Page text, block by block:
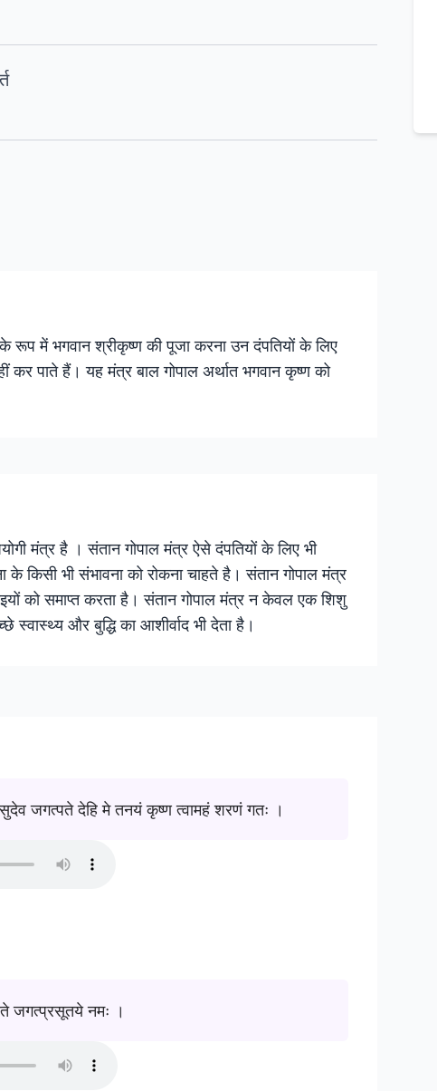
रूप में भगवान श्रीकृष्ण की पूजा करना उन दंपतियों के लिए
कर पाते हैं। यह मंत्र बाल गोपाल अर्थात भगवान कृष्ण को
मंत्र है । संतान गोपाल मंत्र ऐसे दंपतियों के लिए भी
के किसी भी संभावना को रोकना चाहते है। संतान गोपाल मंत्र
को समाप्त करता है। संतान गोपाल मंत्र न केवल एक शिशु
और बुद्धि का आशीर्वाद भी देता है।
जगत्पते देहि मे तनयं कृष्ण त्वामहं शरणं गतः ।
जगत्प्रसूतये नमः ।